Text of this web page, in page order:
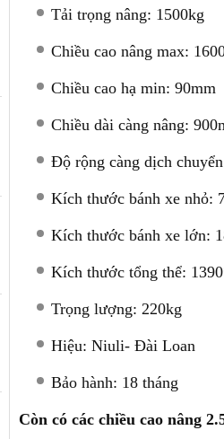
Tải trọng nâng: 1500kg
Chiều cao nâng max:
Chiều cao hạ min: 90mm
Chiều dài càng nâng:
Độ rộng càng dịch
Kích thước bánh xe nhỏ:
Kích thước bánh xe lớn:
Kích thước tổng thể:
Trọng lượng: 220kg
Hiệu: Niuli- Đài Loan
Bảo hành: 18 tháng
Còn có các chiều cao nâng